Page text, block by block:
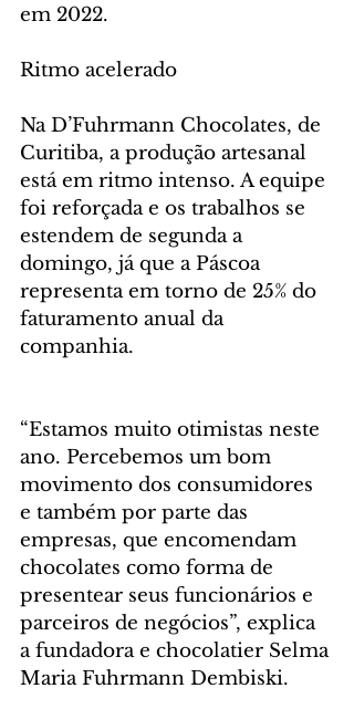
em 2022.
Ritmo acelerado
Na D’Fuhrmann Chocolates, de
Curitiba, a produção artesanal
está em ritmo intenso. A equipe
foi reforçada e os trabalhos se
estendem de segunda a
domingo, já que a Páscoa
representa em torno de 25% do
faturamento anual da
companhia.
“Estamos muito otimistas neste
ano. Percebemos um bom
movimento dos consumidores
e também por parte das
empresas, que encomendam
chocolates como forma de
presentear seus funcionários e
parceiros de negócios”, explica
a fundadora e chocolatier Selma
Maria Fuhrmann Dembiski.